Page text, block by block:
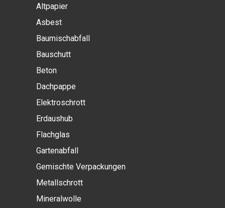
Altpapier
Asbest
Baumischabfall
Bauschutt
Beton
Dachpappe
Elektroschrott
Erdaushub
Flachglas
Gartenabfall
Gemischte Verpackungen
Metallschrott
Mineralwolle